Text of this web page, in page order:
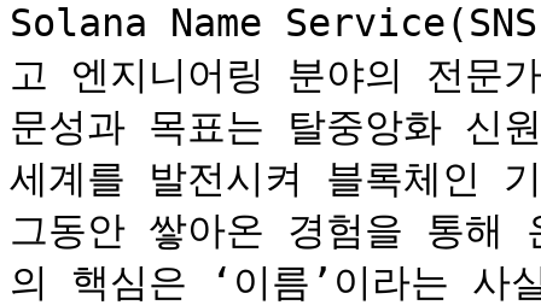
Solana Name
고 엔지니어링 분야의 전문
문성과 목표는 탈중앙화
세계를 발전시켜 블록체인
그동안 쌓아온 경험을 통해
의 핵심은 ‘이름’이라는 사